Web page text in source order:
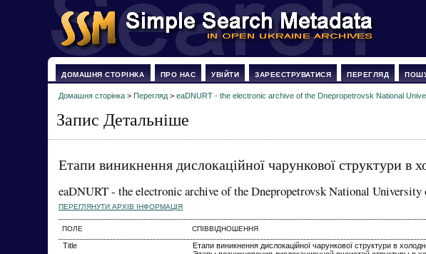
ДОМАШНЯ СТОРІНКА ПРО НАС УВІЙТИ ЗАРЕЄСТРУВАТИСЯ ПЕРЕГЛЯД
Домашня сторінка >Перегляд >eaDNURT - the electronic archive of the Dnepropetrovsk National
Запис Детальніше
Етапи виникнення дислокаційної чарункової структури в
eaDNURT - the electronic archive of the Dnepropetrovsk National
ПЕРЕГЛЯНУТИ АРХІВ ІНФОРМАЦІЯ
ПОЛЕ СПІВВІДНОШЕННЯ
Title
Етапи виникнення дислокаційної чарункової структури в